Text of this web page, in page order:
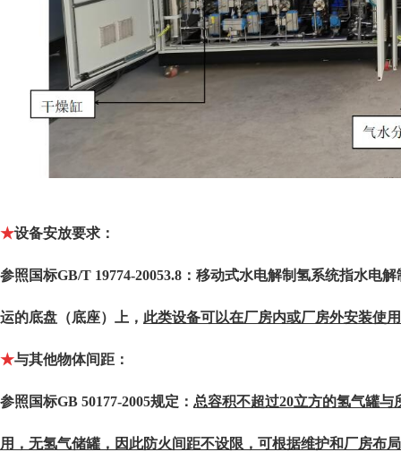
★设备安放要求：
参照国标GB/T 19774-20053.8 ：移动式水电解制氢系统指水电
运的底盘（底座）上， 此类设备可以在厂房内或厂房外安装使用
★与其他物体间距：
参照国标GB 50177-2005规定： 总容积不超过20立方的氢气罐与
用， 无氢气储罐，因此防火间距不设限，可根据维护和厂房布